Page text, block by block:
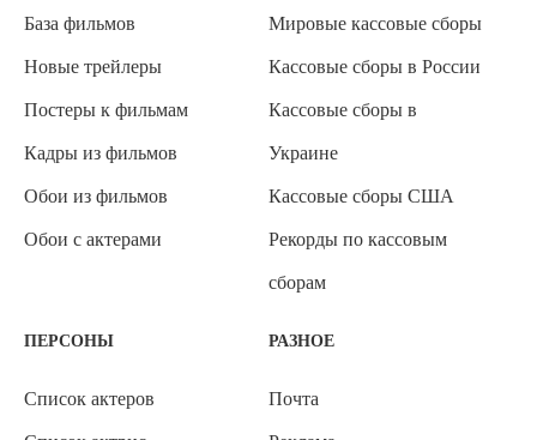
База фильмов
Новые трейлеры
Постеры к фильмам
Кадры из фильмов
Обои из фильмов
Обои с актерами
Мировые кассовые сборы
Кассовые сборы в России
Кассовые сборы в
Украине
Кассовые сборы США
Рекорды по кассовым
сборам
ПЕРСОНЫ
Список актеров
РАЗНОЕ
Почта